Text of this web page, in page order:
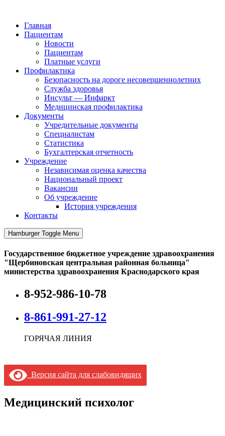
Главная
Пациентам
Новости
Пациентам
Платные услуги
Профилактика
Безопасность на дороге несовершеннолетних
Служба здоровья
Инсульт — Инфаркт
Медицинская профилактика
Документы
Учредительные документы
Специалистам
Статистика
Бухгалтерская отчетность
Учреждение
Независимая оценка качества
Национальный проект
Вакансии
Об учреждение
История учреждения
Контакты
Hamburger Toggle Menu
Государственное бюджетное учреждение здравоохранения
"Щербиновская центральная районная больница"
министерства здравоохранения Краснодарского края
8-952-986-10-78
8-861-991-27-12
ГОРЯЧАЯ ЛИНИЯ
Версия сайта для слабовидящих
Медицинский психолог